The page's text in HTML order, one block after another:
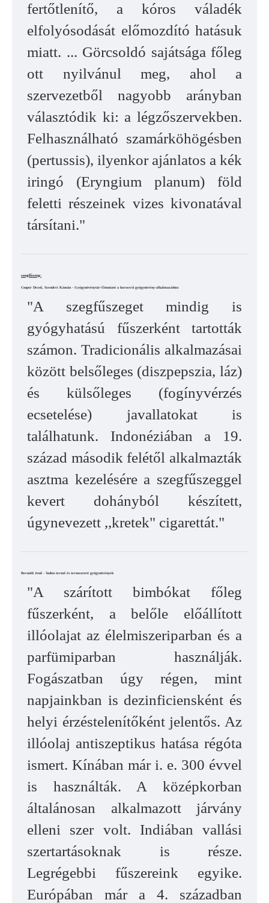
fertőtlenítő, a kóros váladék
elfolyósodását előmozdító hatásuk
miatt. ... Görcsoldó sajátsága főleg
ott nyilvánul meg, ahol a
szervezetből nagyobb arányban
választódik ki: a légzőszervekben.
Felhasználható szamárköhögésben
(pertussis), ilyenkor ajánlatos a kék
iringó (Eryngium planum) föld
feletti részeinek vizes kivonatával
társítani."
szegfűszeg:
Csupor Dezső, Szendrei Kámán - Gyógynövénytár-Útmutató a korszerű gyógynövény-alkalmazáshoz
"A szegfűszeget mindig is
gyógyhatású fűszerként tartották
számon. Tradicionális alkalmazásai
között belsőleges (diszpepszia, láz)
és külsőleges (fogínyvérzés
ecsetelése) javallatokat is
találhatunk. Indonéziában a 19.
század második felétől alkalmazták
asztma kezelésére a szegfűszeggel
kevert dohányból készített,
úgynevezett ,,kretek" cigarettát."
Bernáth Jenő - Vadon termő és termesztett gyógynövények
"A szárított bimbókat főleg
fűszerként, a belőle előállított
illóolajat az élelmiszeriparban és a
parfümiparban használják.
Fogászatban úgy régen, mint
napjainkban is dezinficiensként és
helyi érzéstelenítőként jelentős. Az
illóolaj antiszeptikus hatása régóta
ismert. Kínában már i. e. 300 évvel
is használták. A középkorban
általánosan alkalmazott járvány
elleni szer volt. Indiában vallási
szertartásoknak is része.
Legrégebbi fűszereink egyike.
Európában már a 4. században